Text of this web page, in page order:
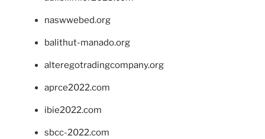
naswwebed.org
balithut-manado.org
alteregotradingcompany.org
aprce2022.com
ibie2022.com
sbcc-2022.com